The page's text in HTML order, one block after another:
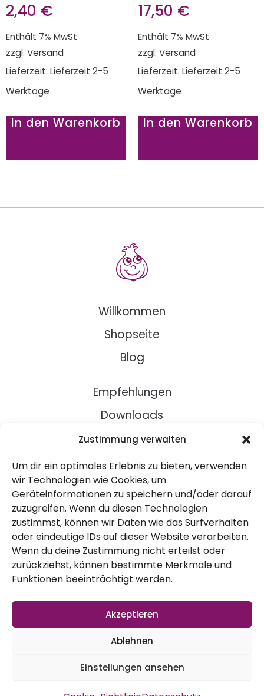
Zustimmung verwalten
Um dir ein optimales Erlebnis zu bieten, verwenden
wir Technologien wie Cookies, um
Geräteinformationen zu speichern und/oder darauf
zuzugreifen. Wenn du diesen Technologien
zustimmst, können wir Daten wie das Surfverhalten
oder eindeutige IDs auf dieser Website verarbeiten.
Wenn du deine Zustimmung nicht erteilst oder
zurückziehst, können bestimmte Merkmale und
Funktionen beeinträchtigt werden.
Akzeptieren
Ablehnen
Einstellungen ansehen
2,40 €
Enthält 7% MwSt
zzgl. Versand
Lieferzeit: Lieferzeit 2-5
Werktage
In den Warenkorb
17,50 €
Enthält 7% MwSt
zzgl. Versand
Lieferzeit: Lieferzeit 2-5
Werktage
In den Warenkorb
Willkommen
Shopseite
Blog
Empfehlungen
Downloads
Rezepte
Über Uns
Kontakt
Impressum
Datenschutz
AGB
Widerruf